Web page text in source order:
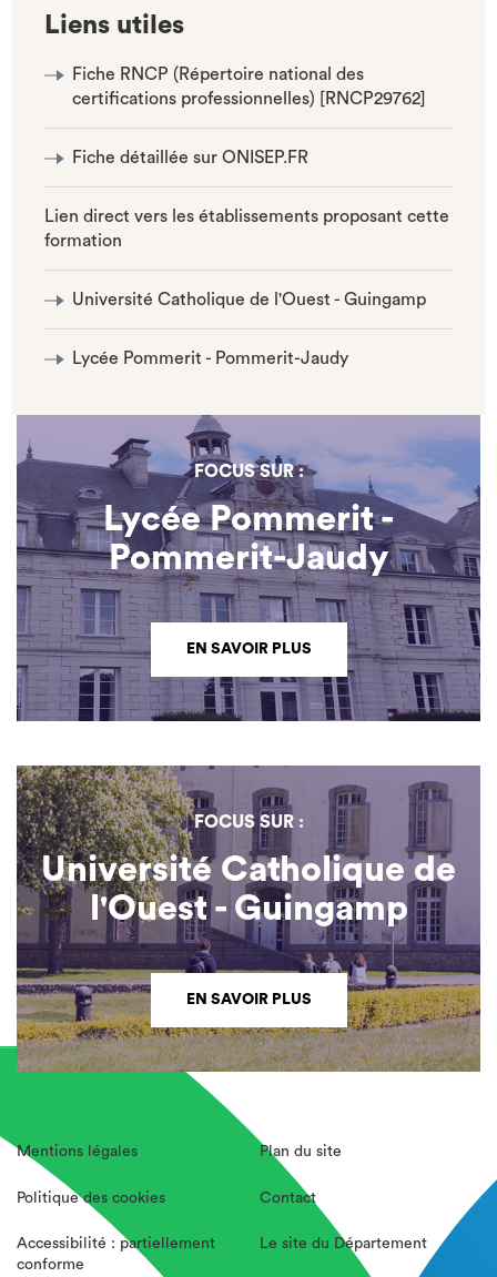
Liens utiles
Fiche RNCP (Répertoire national des
certifications professionnelles) [RNCP29762]
Fiche détaillée sur ONISEP.FR
Lien direct vers les établissements proposant cette
formation
Université Catholique de l'Ouest - Guingamp
Lycée Pommerit - Pommerit-Jaudy
FOCUS SUR :
Lycée Pommerit -
Pommerit-Jaudy
EN SAVOIR PLUS
FOCUS SUR :
Université Catholique de
l'Ouest - Guingamp
EN SAVOIR PLUS
Mentions légales
Politique des cookies
Accessibilité : partiellement
conforme
Plan du site
Contact
Le site du Département